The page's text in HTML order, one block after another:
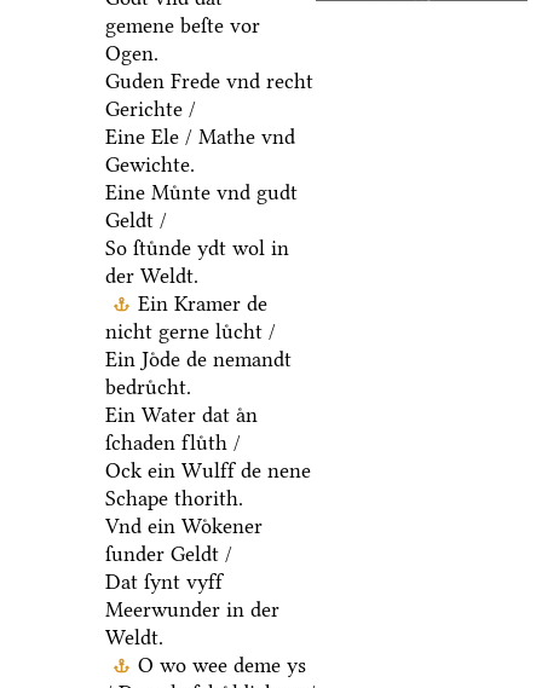
gemene beſte vor
Ogen.
Guden Frede vnd recht
Gerichte /
Eine Ele / Mathe vnd
Gewichte.
Eine Muͤnte vnd gudt
Geldt /
So ſtuͤnde ydt wol in
der Weldt.
Ein Kramer de
nicht gerne luͤcht /
Ein Joͤde de nemandt
bedruͤcht.
Ein Water dat aͤn
ſchaden fluͤth /
Ock ein Wulff de nene
Schape thorith.
Vnd ein Woͤkener
ſunder Geldt /
Dat ſynt vyff
Meerwunder in der
Weldt.
O wo wee deme ys